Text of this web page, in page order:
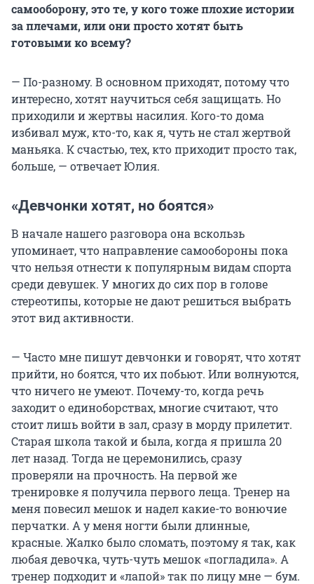
самооборону, это те, у кого тоже плохие истории
за плечами, или они просто хотят быть
готовыми ко всему?
— По-разному. В основном приходят, потому что
интересно, хотят научиться себя защищать. Но
приходили и жертвы насилия. Кого-то дома
избивал муж, кто-то, как я, чуть не стал жертвой
маньяка. К счастью, тех, кто приходит просто так,
больше, — отвечает Юлия.
«Девчонки хотят, но боятся»
В начале нашего разговора она вскользь
упоминает, что направление самообороны пока
что нельзя отнести к популярным видам спорта
среди девушек. У многих до сих пор в голове
стереотипы, которые не дают решиться выбрать
этот вид активности.
— Часто мне пишут девчонки и говорят, что хотят
прийти, но боятся, что их побьют. Или волнуются,
что ничего не умеют. Почему-то, когда речь
заходит о единоборствах, многие считают, что
стоит лишь войти в зал, сразу в морду прилетит.
Старая школа такой и была, когда я пришла 20
лет назад. Тогда не церемонились, сразу
проверяли на прочность. На первой же
тренировке я получила первого леща. Тренер на
меня повесил мешок и надел какие-то вонючие
перчатки. А у меня ногти были длинные,
красные. Жалко было сломать, поэтому я так, как
любая девочка, чуть-чуть мешок «погладила». А
тренер подходит и «лапой» так по лицу мне — бум.